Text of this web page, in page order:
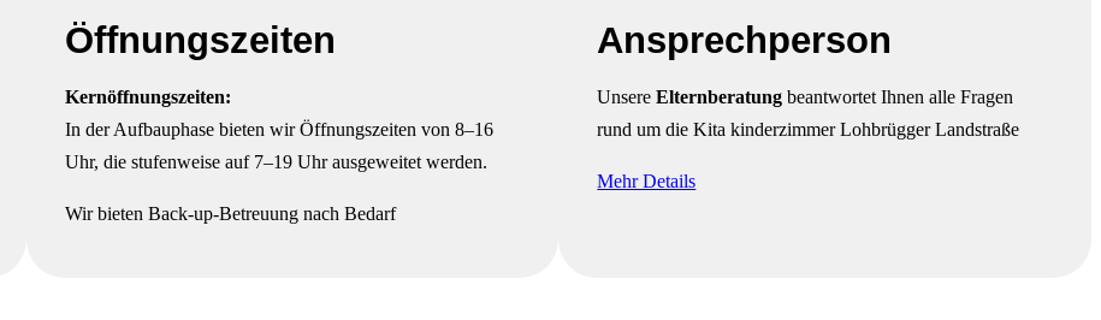
Öffnungszeiten
Kernöffnungszeiten:
In der Aufbauphase bieten wir Öffnungszeiten von 8–16
Uhr, die stufenweise auf 7–19 Uhr ausgeweitet werden.
Wir bieten Back-up-Betreuung nach Bedarf
Ansprechperson
UnsereElternberatungbeantwortet Ihnen alle Fragen
rund um die Kita kinderzimmer Lohbrügger Landstraße
Mehr Details